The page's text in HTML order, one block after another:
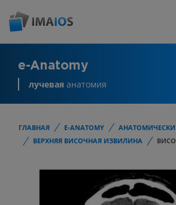
e-Anatomy
лучевая анатомия
ГЛАВНАЯ E-ANATOMY
ВЕРХНЯЯ ВИСОЧНАЯ ИЗВИЛИНА